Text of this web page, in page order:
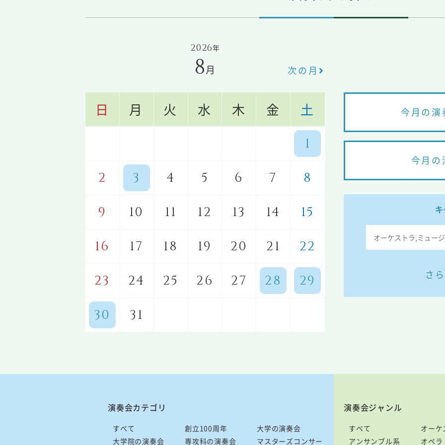
2026年
8月 次の月
日 月 火 水 木 金 土
1
2
3 4 5 6 7
8
9
10 11 12 13 14
15
16
17 18 19 20 21
22
23
24 25 26 27 28
29
30
31
今月の
今月
さ
演奏会カテゴリ
すべて 創立100周年
大学の演奏会
大学院の演奏会
専攻科の演奏会 マスターズコンサー
演奏会ジャンル
すべて
オーケ
アンサンブル系
オペラ